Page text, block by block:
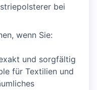
bei
wenn Sie:
und sorgfältig
für Textilien und